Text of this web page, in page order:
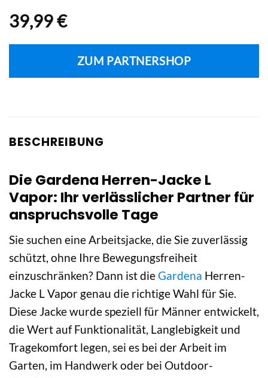
39,99€
ZUM PARTNERSHOP
BESCHREIBUNG
Die Gardena Herren-Jacke L
Vapor: Ihr verlässlicher Partner für
anspruchsvolle Tage
Sie suchen eine Arbeitsjacke, die Sie zuverlässig
schützt, ohne Ihre Bewegungsfreiheit
einzuschränken? Dann ist dieGardena Herren-
Jacke L Vapor genau die richtige Wahl für Sie.
Diese Jacke wurde speziell für Männer entwickelt,
die Wert auf Funktionalität, Langlebigkeit und
Tragekomfort legen, sei es bei der Arbeit im
Garten, im Handwerk oder bei Outdoor-